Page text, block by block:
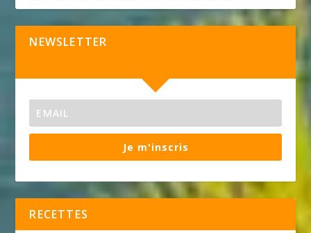
NEWSLETTER
Je m'inscris
RECETTES